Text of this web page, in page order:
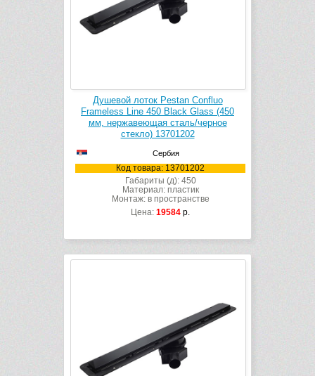
Душевой лоток Pestan Confluo
Frameless Line 450 Black Glass (450
мм, нержавеющая сталь/черное
стекло) 13701202
Сербия
Код товара: 13701202
Габариты (д): 450
Материал: пластик
Монтаж: в пространстве
Цена: 19584 р.